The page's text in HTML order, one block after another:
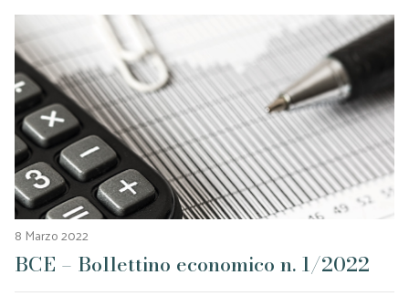
8 Marzo 2022
BCE – Bollettino economico n. 1/2022